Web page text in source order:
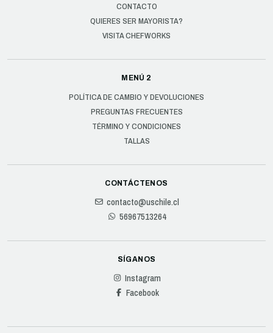
CONTACTO
QUIERES SER MAYORISTA?
VISITA CHEFWORKS
MENÚ 2
POLÍTICA DE CAMBIO Y DEVOLUCIONES
PREGUNTAS FRECUENTES
TÉRMINO Y CONDICIONES
TALLAS
CONTÁCTENOS
contacto@uschile.cl
56967513264
SÍGANOS
Instagram
Facebook